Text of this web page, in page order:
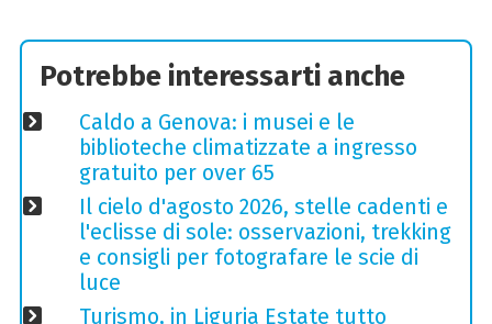
Potrebbe interessarti anche
Caldo a Genova: i musei e le
biblioteche climatizzate a ingresso
gratuito per over 65
Il cielo d'agosto 2026, stelle cadenti e
l'eclisse di sole: osservazioni, trekking
e consigli per fotografare le scie di
luce
Turismo, in Liguria Estate tutto